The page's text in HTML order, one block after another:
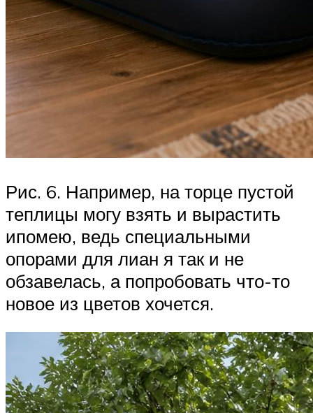
Рис. 6. Например, на торце пустой
теплицы могу взять и вырастить
ипомею, ведь специальными
опорами для лиан я так и не
обзавелась, а попробовать что-то
новое из цветов хочется.